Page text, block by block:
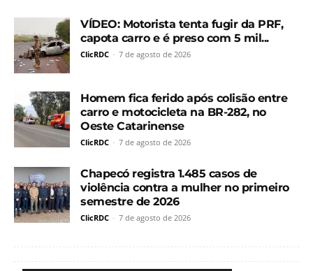
VÍDEO: Motorista tenta fugir da PRF,
capota carro e é preso com 5 mil...
ClicRDC - 7 de agosto de 2026
Homem fica ferido após colisão entre
carro e motocicleta na BR-282, no
Oeste Catarinense
ClicRDC - 7 de agosto de 2026
Chapecó registra 1.485 casos de
violência contra a mulher no primeiro
semestre de 2026
ClicRDC - 7 de agosto de 2026